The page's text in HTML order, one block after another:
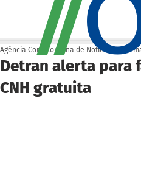
Detran alerta para
CNH gratuita
Agência Cora Coralina de Notícias 14 de